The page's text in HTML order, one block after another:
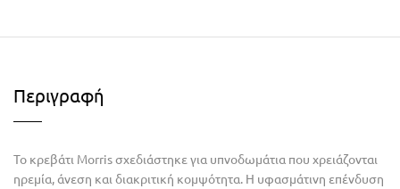
Περιγραφή
Το κρεβάτι Morris σχεδιάστηκε για υπνοδωμάτια που χρειάζονται
ηρεμία, άνεση και διακριτική κομψότητα. Η υφασμάτινη επένδυση